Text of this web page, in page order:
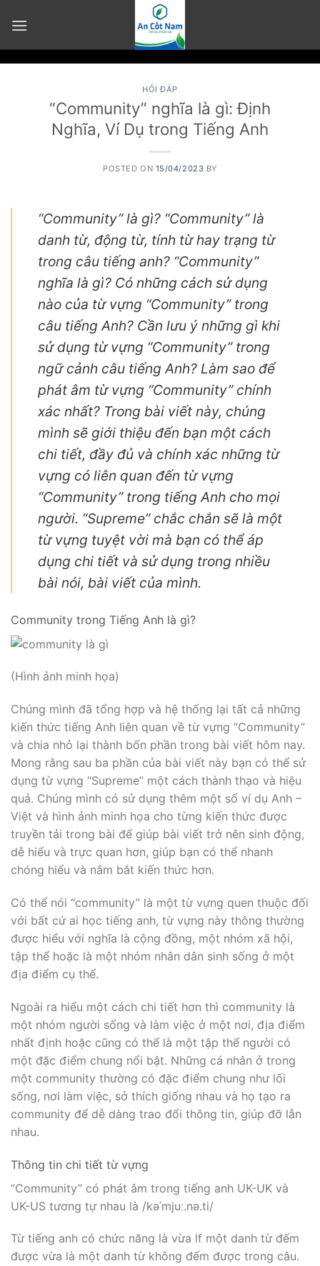
HỎI ĐÁP
“Community” nghĩa là gì: Định
Nghĩa, Ví Dụ trong Tiếng Anh
POSTED ON 15/04/2023 BY
“Community” là gì? “Community” là
danh từ, động từ, tính từ hay trạng từ
trong câu tiếng anh? “Community”
nghĩa là gì? Có những cách sử dụng
nào của từ vựng “Community” trong
câu tiếng Anh? Cần lưu ý những gì khi
sử dụng từ vựng “Community” trong
ngữ cảnh câu tiếng Anh? Làm sao để
phát âm từ vựng “Community” chính
xác nhất? Trong bài viết này, chúng
mình sẽ giới thiệu đến bạn một cách
chi tiết, đầy đủ và chính xác những từ
vựng có liên quan đến từ vựng
“Community” trong tiếng Anh cho mọi
người. “Supreme” chắc chắn sẽ là một
từ vựng tuyệt vời mà bạn có thể áp
dụng chi tiết và sử dụng trong nhiều
bài nói, bài viết của mình.
Community trong Tiếng Anh là gì?
(Hình ảnh minh họa)
Chúng mình đã tổng hợp và hệ thống lại tất cả những
kiến thức tiếng Anh liên quan về từ vựng “Community”
và chia nhỏ lại thành bốn phần trong bài viết hôm nay.
Mong rằng sau ba phần của bài viết này bạn có thể sử
dụng từ vựng “Supreme” một cách thành thạo và hiệu
quả. Chúng mình có sử dụng thêm một số ví dụ Anh –
Việt và hình ảnh minh họa cho từng kiến thức được
truyền tải trong bài để giúp bài viết trở nên sinh động,
dễ hiểu và trực quan hơn, giúp bạn có thể nhanh
chóng hiểu và nắm bắt kiến thức hơn.
Có thể nói “community” là một từ vựng quen thuộc đối
với bất cứ ai học tiếng anh, từ vựng này thông thường
được hiểu với nghĩa là cộng đồng, một nhóm xã hội,
tập thể hoặc là một nhóm nhân dân sinh sống ở một
địa điểm cụ thể.
Ngoài ra hiểu một cách chi tiết hơn thì community là
một nhóm người sống và làm việc ở một nơi, địa điểm
nhất định hoặc cũng có thể là một tập thể người có
một đặc điểm chung nổi bật. Những cá nhân ở trong
một community thường có đặc điểm chung như lối
sống, nơi làm việc, sở thích giống nhau và họ tạo ra
community để dễ dàng trao đổi thông tin, giúp đỡ lẫn
nhau.
Thông tin chi tiết từ vựng
“Community” có phát âm trong tiếng anh UK-UK và
UK-US tương tự nhau là /kəˈmjuː.nə.ti/
Từ tiếng anh có chức năng là vừa lf một danh từ đếm
được vừa là một danh từ không đếm được trong câu.